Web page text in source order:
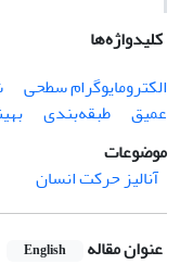
کلیدواژه‌ها
الکترومایوگرام سطحی
عمیق
طبقه‌بندی
موضوعات
آنالیز حرکت انسان
عنوان مقاله English